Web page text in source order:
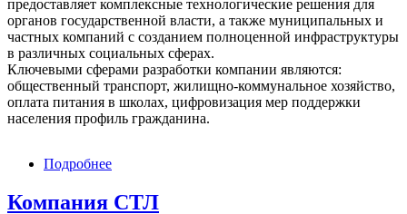
предоставляет комплексные технологические решения для
органов государственной власти, а также муниципальных и
частных компаний с созданием полноценной инфраструктуры
в различных социальных сферах.
Ключевыми сферами разработки компании являются:
общественный транспорт, жилищно-коммунальное хозяйство,
оплата питания в школах, цифровизация мер поддержки
населения профиль гражданина.
Подробнее
решения,
Компания СТЛ